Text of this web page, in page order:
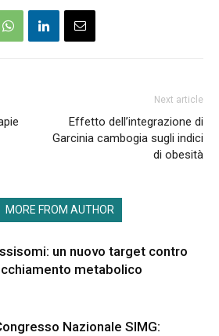
Next article
Effetto dell’integrazione di
Garcinia cambogia sugli indici
di obesità
MORE FROM AUTHOR
un nuovo target contro
metabolico
Nazionale SIMG: